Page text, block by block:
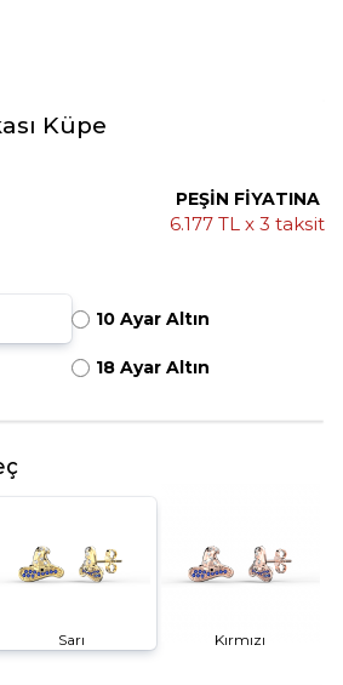
Küpe
PEŞİN FİYATINA
6.177 TL x 3 taksit
10 Ayar Altın
18 Ayar Altın
Sarı Kırmızı